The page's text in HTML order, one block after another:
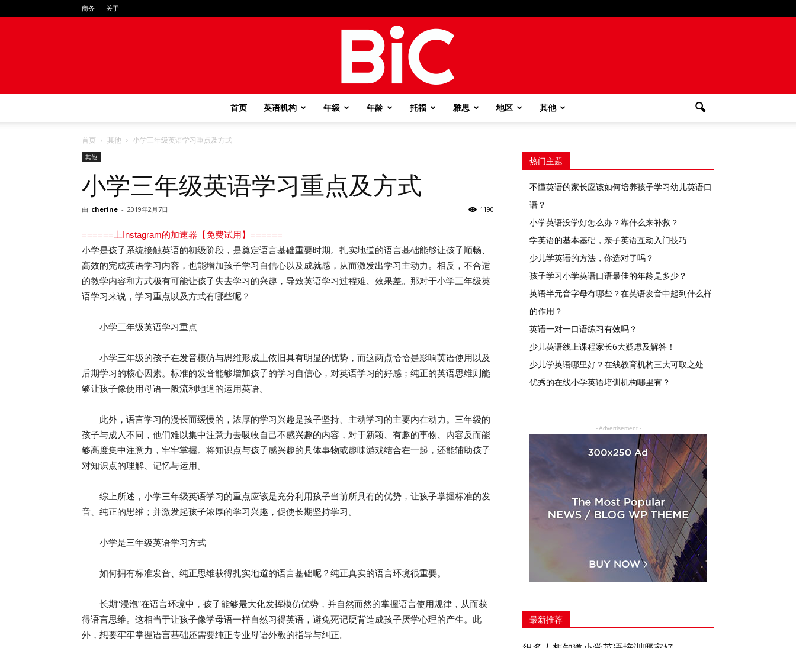
商务 关于
首页 英语机构 年级 年龄 托福 雅思 地区 其他
首页 其他 小学三年级英语学习重点及方式
其他
小学三年级英语学习重点及方式
由 cherine - 2019年2月7日 1190
======上Instagram的加速器【免费试用】======
小学是孩子系统接触英语的初级阶段，是奠定语言基础重要时期。扎实地道的语言基础能够让孩子顺畅、
高效的完成英语学习内容，也能增加孩子学习自信心以及成就感，从而激发出学习主动力。相反，不合适
的教学内容和方式极有可能让孩子失去学习的兴趣，导致英语学习过程难、效果差。那对于小学三年级英
语学习来说，学习重点以及方式有哪些呢？
小学三年级英语学习重点
小学三年级的孩子在发音模仿与思维形成上依旧具有明显的优势，而这两点恰恰是影响英语使用以及
后期学习的核心因素。标准的发音能够增加孩子的学习自信心，对英语学习的好感；纯正的英语思维则能
够让孩子像使用母语一般流利地道的运用英语。
此外，语言学习的漫长而缓慢的，浓厚的学习兴趣是孩子坚持、主动学习的主要内在动力。三年级的
孩子与成人不同，他们难以集中注意力去吸收自己不感兴趣的内容，对于新颖、有趣的事物、内容反而能
够高度集中注意力，牢牢掌握。将知识点与孩子感兴趣的具体事物或趣味游戏结合在一起，还能辅助孩子
对知识点的理解、记忆与运用。
综上所述，小学三年级英语学习的重点应该是充分利用孩子当前所具有的优势，让孩子掌握标准的发
音、纯正的思维；并激发起孩子浓厚的学习兴趣，促使长期坚持学习。
小学是三年级英语学习方式
如何拥有标准发音、纯正思维获得扎实地道的语言基础呢？纯正真实的语言环境很重要。
长期“浸泡”在语言环境中，孩子能够最大化发挥模仿优势，并自然而然的掌握语言使用规律，从而获
得语言思维。这相当于让孩子像学母语一样自然习得英语，避免死记硬背造成孩子厌学心理的产生。此
外，想要牢牢掌握语言基础还需要纯正专业母语外教的指导与纠正。
热门主题
不懂英语的家长应该如何培养孩子学习幼儿英语口
语？
小学英语没学好怎么办？靠什么来补救？
学英语的基本基础，亲子英语互动入门技巧
少儿学英语的方法，你选对了吗？
孩子学习小学英语口语最佳的年龄是多少？
英语半元音字母有哪些？在英语发音中起到什么样
的作用？
英语一对一口语练习有效吗？
少儿英语线上课程家长6大疑虑及解答！
少儿学英语哪里好？在线教育机构三大可取之处
优秀的在线小学英语培训机构哪里有？
- Advertisement -
最新推荐